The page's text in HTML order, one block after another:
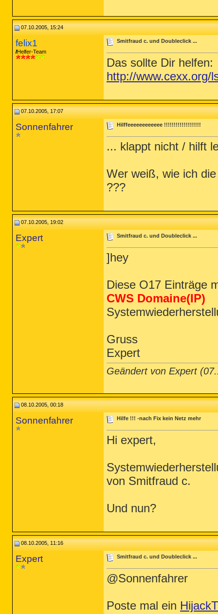
07.10.2005, 15:24
felix1
Helfer-Team
Smitfraud c. und Doubleclick ...
Das sollte Dir helfen:
http://www.cexx.org/
07.10.2005, 17:07
Sonnenfahrer Hilffeeeeeeeeeeee !!!!!!!!!!!!!!!!!!!
... klappt nicht / hilft
Wer weiß, wie ich
???
07.10.2005, 19:02
Expert Smitfraud c. und Doubleclick ...
]hey
Diese O17 Einträge
CWS Domaine(IP)
Gruss
Expert
Geändert von Expert
08.10.2005, 00:18
Sonnenfahrer Hilfe !!! -nach Fix kein Netz mehr
Hi expert,
von Smitfraud c.
Und nun?
08.10.2005, 11:16
Expert Smitfraud c. und Doubleclick ...
@Sonnenfahrer
Poste mal ein